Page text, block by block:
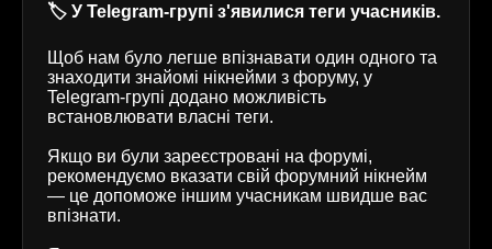
🏷️ У Telegram-групі з'явилися теги учасників.
Щоб нам було легше впізнавати один одного та
знаходити знайомі нікнейми з форуму, у
Telegram-групі додано можливість
встановлювати власні теги.
Якщо ви були зареєстровані на форумі,
рекомендуємо вказати свій форумний нікнейм
— це допоможе іншим учасникам швидше вас
впізнати.